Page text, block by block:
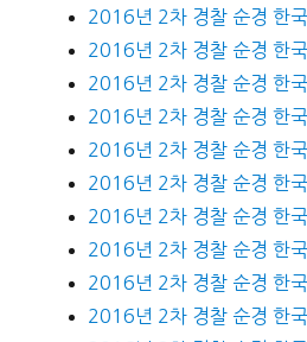
2016년 2차 경찰 순경 한
2016년 2차 경찰 순경 한
2016년 2차 경찰 순경 한
2016년 2차 경찰 순경 한
2016년 2차 경찰 순경 한
2016년 2차 경찰 순경 한
2016년 2차 경찰 순경 한
2016년 2차 경찰 순경 한
2016년 2차 경찰 순경 한
2016년 2차 경찰 순경 한